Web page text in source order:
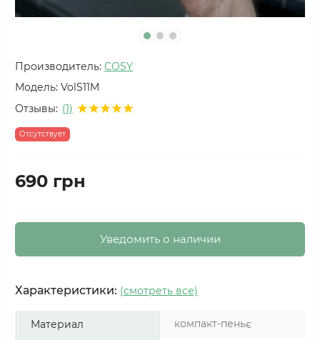
Производитель: COSY
Модель: VolS11M
Отзывы: (1)
Отсутствует
690 грн
Уведомить о наличии
Характеристики: (смотреть все)
Материал компакт-пеньє